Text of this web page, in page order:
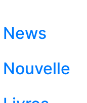
News
Nouvelle